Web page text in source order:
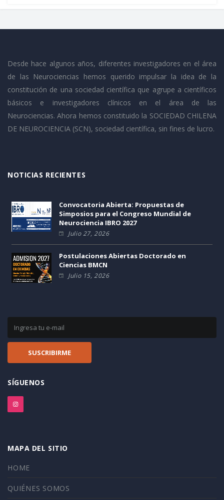
Desde hace algunos años, diferentes investigadores en el área
de las Neurociencias hemos querido impulsar la idea de la
constitución de una sociedad científica que agrupe a científicos
básicos e investigadores clínicos en el área de las
Neurociencias. Ahora hemos constituido la SOCIEDAD CHILENA
DE NEUROCIENCIA (SCN), sociedad científica, sin fines de lucro.
NOTICIAS RECIENTES
Convocatoria Abierta: Propuestas de
Simposios para el Congreso Mundial de
Neurociencia IBRO 2027
Julio 27, 2026
Postulaciones Abiertas Doctorado en
Ciencias BMCN
Julio 15, 2026
SÍGUENOS
MAPA DEL SITIO
HOME
QUIÉNES SOMOS